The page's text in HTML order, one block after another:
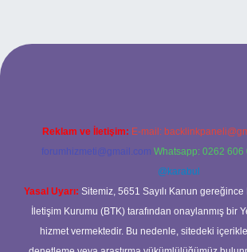
Reklam ve İletişim: E-mail:
forumhizmeti@gmail.com Whatsapp: 0262 606
@karabul
Yasal Uyarı: Sitemiz, 5651 Sayılı Kanun
İletişim Kurumu (BTK) tarafından onaylanmış bir
hizmet vermektedir. Bu nedenle, sitedeki